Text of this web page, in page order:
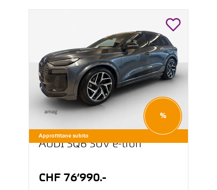
Approfittane subito
%
AUDI SQ6 SUV e-tron
CHF 76’990.-